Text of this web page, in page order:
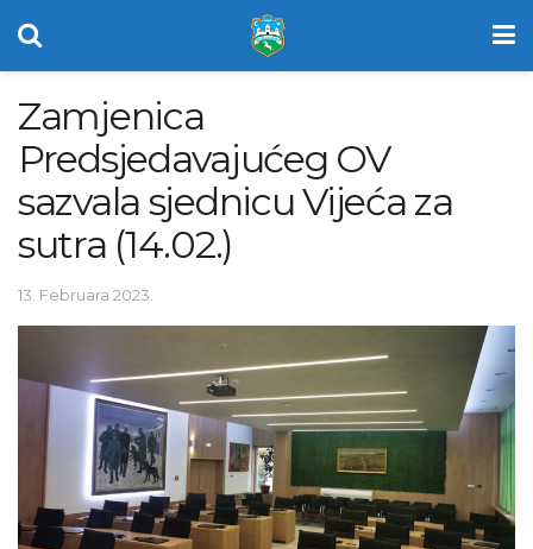
Zamjenica
Predsjedavajućeg OV
sazvala sjednicu Vijeća za
sutra (14.02.)
13. Februara 2023.